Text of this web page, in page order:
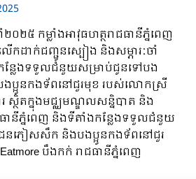
២០២៥ កម្លាំងអាវុធហត្ថរាជធានីភ្នំពេញ
ដាក់ជញ្ជូនស្បៀង និងសម្ភារៈចាំ
ន្លែងទទួលជំនួយសម្រាប់ជូនទៅបង
ប្អូនកងទ័ពនៅជួរមុខ របស់លោកស្រី
រ ស្ថិតក្នុងមជ្ឈមណ្ឌលសន្និបាត និង
ានីភ្នំពេញ និងទីតាំងកន្លែងទទួលជំនួយ
នភៀសសឹក និងបងប្អូនកងទ័ពនៅជួរ
បឹងកក់ រាជធានីភ្នំពេញ